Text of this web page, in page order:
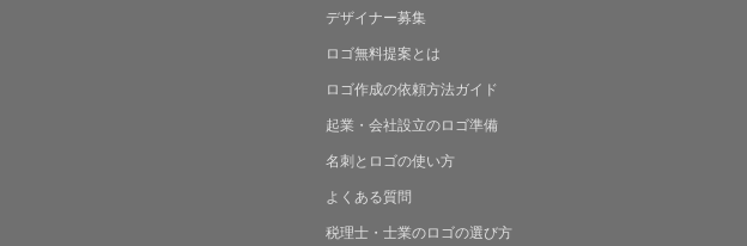
デザイナー募集
ロゴ無料提案とは
ロゴ作成の依頼方法ガイド
起業・会社設立のロゴ準備
名刺とロゴの使い方
よくある質問
税理士・士業のロゴの選び方